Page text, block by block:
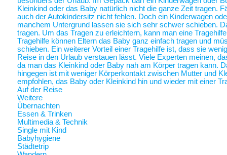
Kleinkind oder das Baby natürlich nicht die ganze Zeit tragen.
auch der Autokindersitz nicht fehlen. Doch ein Kinderwagen
manchem Untergrund lassen sie sich sehr schwer schieben.
tragen. Um das Tragen zu erleichtern, kann man eine
Tragehilfe können Eltern das Baby ganz einfach tragen und
schieben. Ein weiterer Vorteil einer Tragehilfe ist, dass sie
Reise in den Urlaub verstauen lässt. Viele Experten meinen,
da man das Kleinkind oder Baby nah am Körper tragen kann.
hingegen ist mit weniger Körperkontakt zwischen Mutter und
empfohlen, das Baby oder Kleinkind hin und wieder mit einer
Auf der Reise
Weitere
Übernachten
Essen & Trinken
Multimedia & Technik
Single mit Kind
Babyhygiene
Städtetrip